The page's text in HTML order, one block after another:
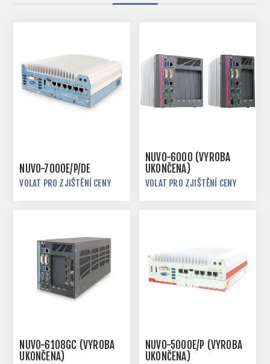
NUVO-7000E/P/DE
VOLAT PRO ZJIŠTĚNÍ CENY
NUVO-6000 (VÝROBA
UKONČENA)
VOLAT PRO ZJIŠTĚNÍ CENY
NUVO-6108GC (VÝROBA
UKONČENA)
NUVO-5000E/P (VÝROBA
UKONČENA)